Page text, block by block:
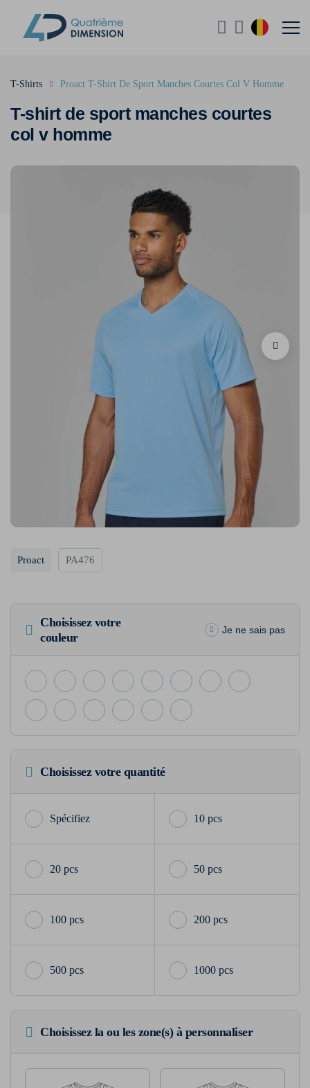
T-shirt de sport manches courtes
col v homme
T-Shirts Proact T-Shirt De Sport Manches Courtes Col V Homme
Proact PA476
Choisissez votre
couleur
Je ne sais pas
Choisissez votre quantité
10 pcs
20 pcs 50 pcs
100 pcs 200 pcs
500 pcs 1000 pcs
Choisissez la ou les zone(s) à personnaliser